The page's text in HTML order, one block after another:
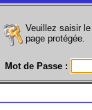
Veuillez saisir
page protégée.
Mot de Passe :